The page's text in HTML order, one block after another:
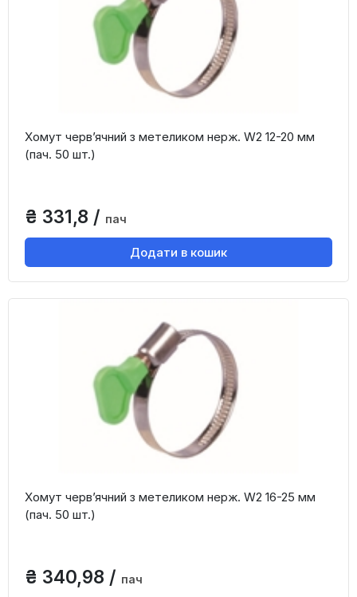
Хомут черв’ячний з метеликом нерж. W2 12-20 мм
(пач. 50 шт.)
₴ 331,8 / пач
Додати в кошик
Хомут черв’ячний з метеликом нерж. W2 16-25 мм
(пач. 50 шт.)
₴ 340,98 / пач